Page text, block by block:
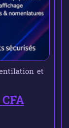
et
CFA